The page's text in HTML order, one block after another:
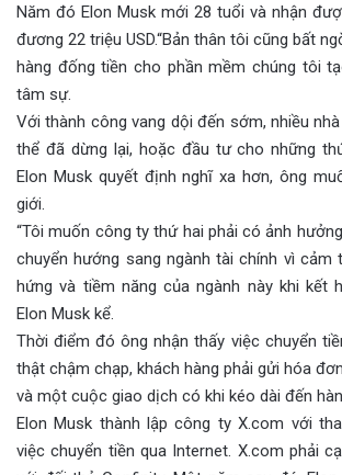
Năm đó Elon Musk mới 28 tuổi và nhận
đương 22 triệu USD.“Bản thân tôi cũng bất
hàng đống tiền cho phần mềm chúng tôi
tâm sự.
Với thành công vang dội đến sớm, nhiều
thể đã dừng lại, hoặc đầu tư cho những
Elon Musk quyết định nghĩ xa hơn, ông
giới.
“Tôi muốn công ty thứ hai phải có ảnh
chuyển hướng sang ngành tài chính vì cảm
hứng và tiềm năng của ngành này khi kết
Elon Musk kể.
Thời điểm đó ông nhận thấy việc chuyển
thật chậm chạp, khách hàng phải gửi hóa
và một cuộc giao dịch có khi kéo dài đến
Elon Musk thành lập công ty X.com với
việc chuyển tiền qua Internet. X.com phải